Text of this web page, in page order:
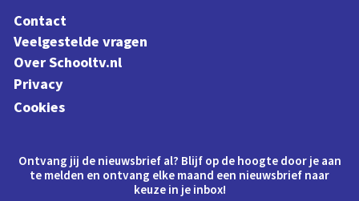
Contact
Veelgestelde vragen
Over Schooltv.nl
Privacy
Cookies
Ontvang jij de nieuwsbrief al? Blijf op de hoogte door je aan
te melden en ontvang elke maand een nieuwsbrief naar
keuze in je inbox!